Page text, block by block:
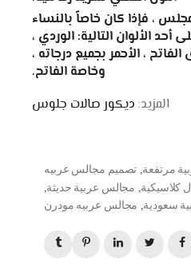
، فإذا كان خاصاً بالنساء
أحد الألوان التالية: الوردي ،
، الأحمر بجميع درجاته ،
وخاصة الفاتح.
المزيد: ديكور صالات جلوس
مرتفعة, تصميم مجالس عربيه
كلاسيكية, مجالس عربية حديثة,
سعودية, مجالس عربيه مودرن